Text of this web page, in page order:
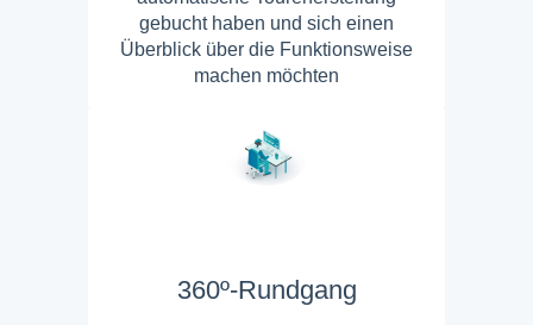
gebucht haben und sich einen
Überblick über die Funktionsweise
machen möchten
360º-Rundgang